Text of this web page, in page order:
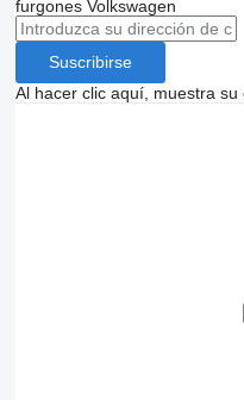
furgones Volkswagen
Suscribirse
Al hacer clic aquí, muestra